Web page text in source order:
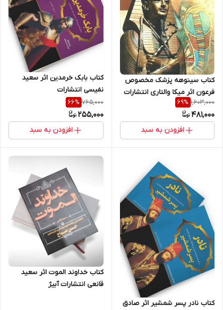
کتاب سینوهه پزشک مخصوص
فرعون اثر میکا والتاری انتشارات
آزرمیدخت
1,603,000
69%
481,000
افزودن به سبد
کتاب بابک خرمدین اثر سعید
نفیسی انتشارات
765,000
66%
255,000
افزودن به سبد
کتاب نادر پسر شمشیر اثر صادق
کتاب خداوند الموت اثر سعید
قانعی انتشارات آبیژ